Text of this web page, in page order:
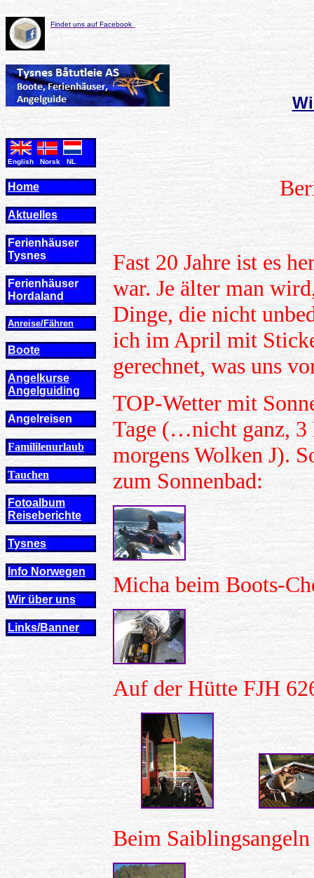
Findet uns auf Facebook
English Norsk NL
Home
Aktuelles
Ferienhäuser
Tysnes
Ferienhäuser
Hordaland
Anreise/Fähren
Boote
Angelkurse
Angel guiding
Angelreisen
Famililenurlaub
Tauchen
Fotoalbum
Reiseberichte
Tysnes
Info Norwegen
Wir über uns
Links/Banner
Fast 20 Jahre ist es
war. Je älter man
Dinge, die nicht
ich im April mit
gerechnet, was uns
TOP-Wetter mit
Tage (…nicht ganz, 3
morgens Wolken J).
zum Sonnenbad:
Micha beim Boots-
Auf der Hütte FJH
Beim